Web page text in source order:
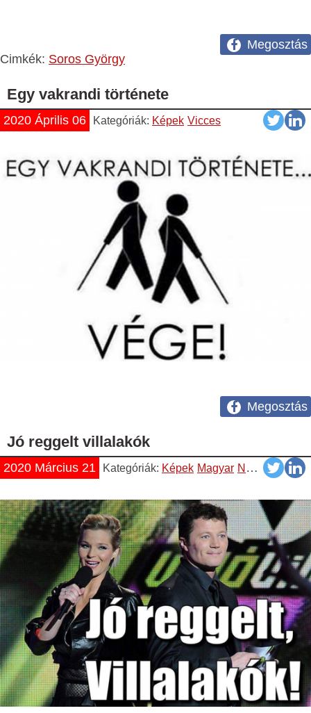
Megosztás
Cimkék: Soros György
Egy vakrandi története
2020 Április 06 Kategóriák: Képek Vicces
Megosztás
Jó reggelt villalakók
2020 Március 21 Kategóriák: Képek Magyar Napiszar